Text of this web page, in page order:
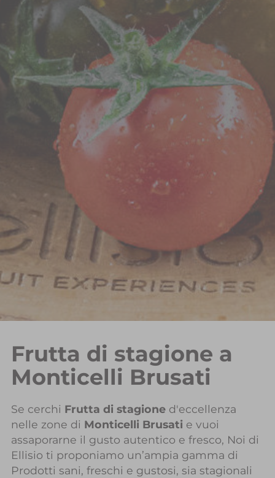
Frutta di stagione a
Monticelli Brusati
Se cerchi Frutta di stagioned'eccellenza
nelle zone di Monticelli Brusatie vuoi
assaporarne il gusto autentico e fresco, Noi di
Ellisio ti proponiamo un’ampia gamma di
Prodotti sani, freschi e gustosi, sia stagionali